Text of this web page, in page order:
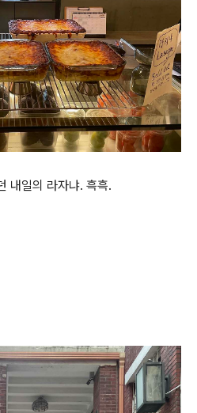
내일의 라자냐. 흑흑.